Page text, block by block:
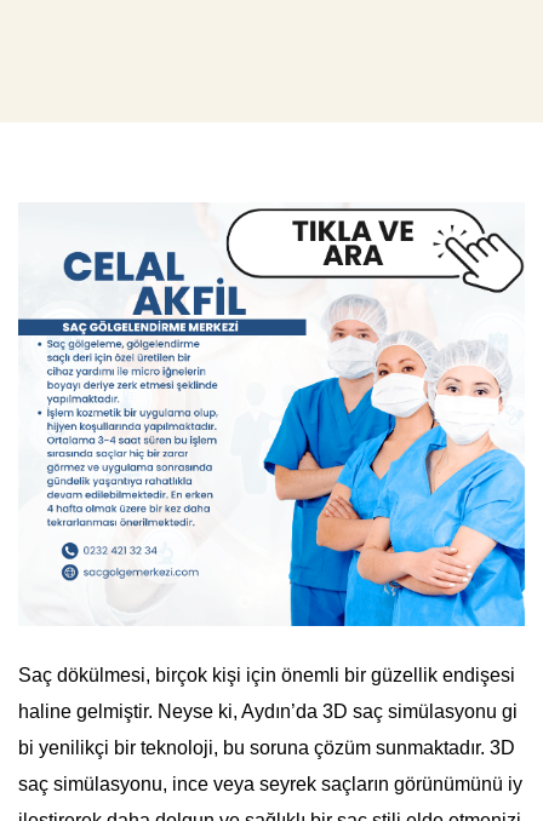
Saç dökülmesi, birçok kişi için önemli bir güzellik endişesi
haline gelmiştir. Neyse ki, Aydın’da 3D saç simülasyonu gi
bi yenilikçi bir teknoloji, bu soruna çözüm sunmaktadır. 3D
saç simülasyonu, ince veya seyrek saçların görünümünü iy